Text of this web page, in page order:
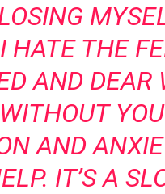
HATE THE
AND DEAR
AND
IT’S A